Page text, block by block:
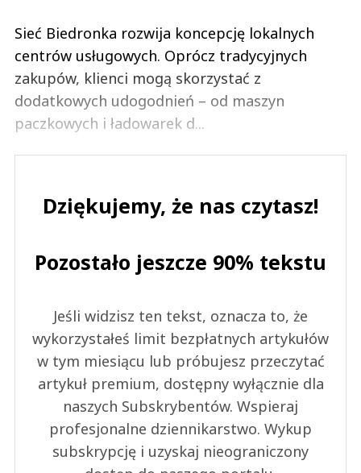
Sieć Biedronka rozwija koncepcję lokalnych
centrów usługowych. Oprócz tradycyjnych
zakupów, klienci mogą skorzystać z
dodatkowych udogodnień – od maszyn
paczkowych i ładowarek d...
Dziękujemy, że nas czytasz!
Pozostało jeszcze 90% tekstu
Jeśli widzisz ten tekst, oznacza to, że
wykorzystałeś limit bezpłatnych artykułów
w tym miesiącu lub próbujesz przeczytać
artykuł premium, dostępny wyłącznie dla
naszych Subskrybentów. Wspieraj
profesjonalne dziennikarstwo. Wykup
subskrypcję i uzyskaj nieograniczony